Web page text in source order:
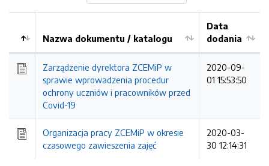
Kolejność
Nazwa dokumentu / katalogu
Data
dodania
Zarządzenie dyrektora ZCEMiP w
sprawie wprowadzenia procedur
ochrony uczniów i pracowników przed
Covid-19
2020-09-
01 15:53:50
Organizacja pracy ZCEMiP w okresie
czasowego zawieszenia zajęć
2020-03-
30 12:14:31